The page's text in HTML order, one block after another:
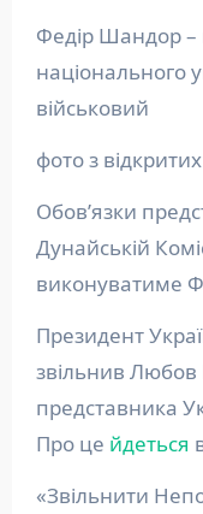
Федір Шандор – професор Ужгородського
національного
військовий
фото з
Обов’язки
Дунайській
виконуватиме
Президент
звільнив
представника
Про це йдеться
«Звільнити